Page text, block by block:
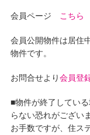
会員ページ こちら
会員公開物件は居住
物件です。
お問合せより会員登
■物件が終了してい
らない恐れがござい
お手数ですが、住ス